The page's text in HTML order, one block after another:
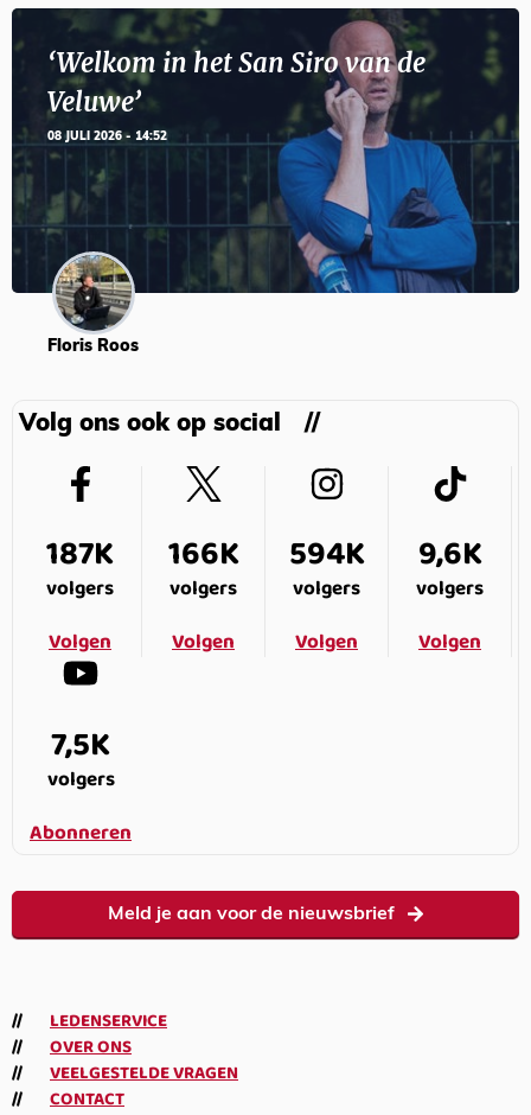
‘Welkom in het San Siro van de
Veluwe’
08 JULI 2026 - 14:52
Floris Roos
Volg ons ook op social
187K
volgers
Volgen
166K
volgers
Volgen
594K
volgers
Volgen
9,6K
volgers
Volgen
7,5K
volgers
Abonneren
Meld je aan voor de nieuwsbrief
LEDENSERVICE
OVER ONS
VEELGESTELDE VRAGEN
CONTACT